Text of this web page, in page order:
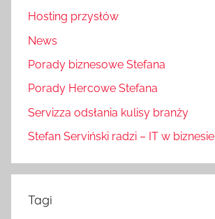
Hosting przysłów
News
Porady biznesowe Stefana
Porady Hercowe Stefana
Servizza odsłania kulisy branży
Stefan Serviński radzi – IT w biznesie
Tagi